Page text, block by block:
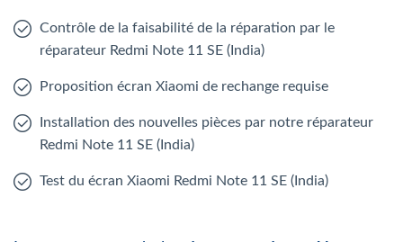
Contrôle de la faisabilité de la réparation par le
réparateur Redmi Note 11 SE (India)
Proposition écran Xiaomi de rechange requise
Installation des nouvelles pièces par notre réparateur
Redmi Note 11 SE (India)
Test du écran Xiaomi Redmi Note 11 SE (India)